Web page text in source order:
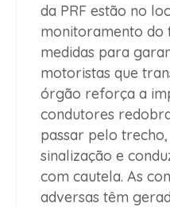
da PRF estão no
monitoramento do
medidas para
motoristas que
órgão reforça a
condutores
passar pelo
sinalização e
com cautela. As
adversas têm